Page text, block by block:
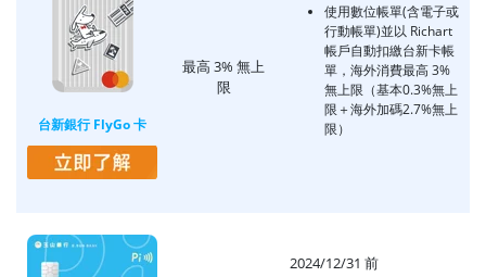
台新銀行 FlyGo 卡
最高 3% 無上
限
使用數位帳單(含電子或
行動帳單)並以 Richart
帳戶自動扣繳台新卡帳
單，海外消費最高 3%
無上限（基本0.3%無上
限＋海外加碼2.7%無上
限）
2024/12/31 前